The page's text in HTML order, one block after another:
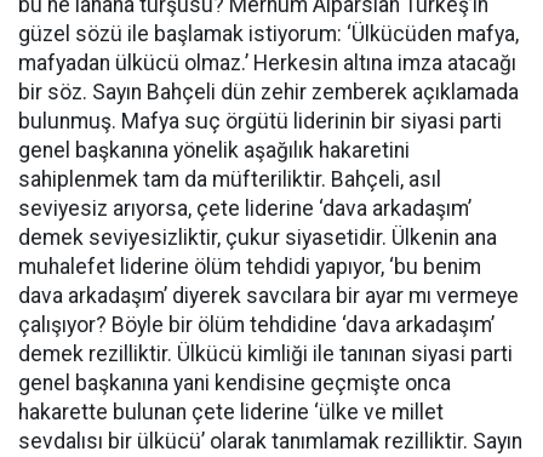
bu ne lahana turşusu? Merhum Alparslan Türkeş’in
güzel sözü ile başlamak istiyorum: ‘Ülkücüden mafya,
mafyadan ülkücü olmaz.’ Herkesin altına imza atacağı
bir söz. Sayın Bahçeli dün zehir zemberek açıklamada
bulunmuş. Mafya suç örgütü liderinin bir siyasi parti
genel başkanına yönelik aşağılık hakaretini
sahiplenmek tam da müfteriliktir. Bahçeli, asıl
seviyesiz arıyorsa, çete liderine ‘dava arkadaşım’
demek seviyesizliktir, çukur siyasetidir. Ülkenin ana
muhalefet liderine ölüm tehdidi yapıyor, ‘bu benim
dava arkadaşım’ diyerek savcılara bir ayar mı vermeye
çalışıyor? Böyle bir ölüm tehdidine ‘dava arkadaşım’
demek rezilliktir. Ülkücü kimliği ile tanınan siyasi parti
genel başkanına yani kendisine geçmişte onca
hakarette bulunan çete liderine ‘ülke ve millet
sevdalısı bir ülkücü’ olarak tanımlamak rezilliktir. Sayın